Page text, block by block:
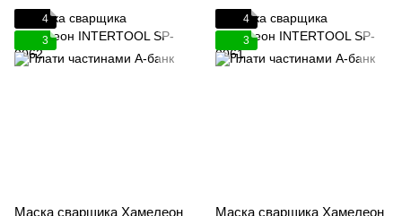
4
3
Маска сварщика Хамелеон
4
3
Маска сварщика Хамелеон